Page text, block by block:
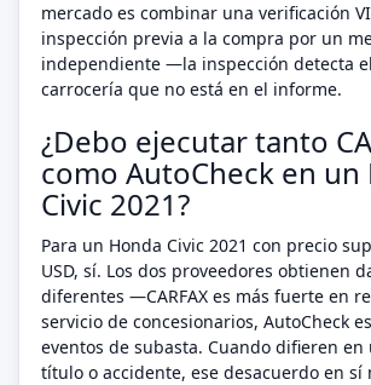
mercado es combinar una verificación
inspección previa a la compra por un
independiente —la inspección detecta
carrocería que no está en el informe.
¿Debo ejecutar tanto
como AutoCheck en un
Civic 2021?
Para un Honda Civic 2021 con precio
USD, sí. Los dos proveedores obtienen
diferentes —CARFAX es más fuerte en
servicio de concesionarios, AutoCheck
eventos de subasta. Cuando difieren en
título o accidente, ese desacuerdo en sí